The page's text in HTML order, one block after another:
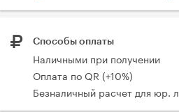
Способы оплаты
Наличными при получении
Оплата по QR (+10%)
Безналичный расчет для юр.